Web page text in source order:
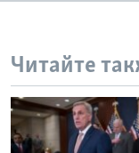
Читайте